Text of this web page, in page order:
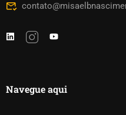
Navegue aqui